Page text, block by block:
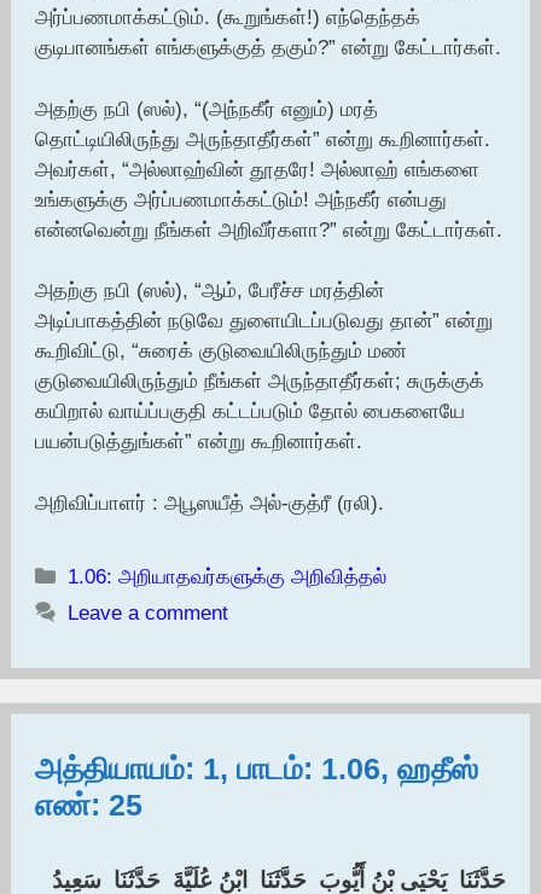
அர்ப்பணமாக்கட்டும். (கூறுங்கள்!) எந்தெந்தக்
குடிபானங்கள் எங்களுக்குத் தகும்?” என்று கேட்டார்கள்.
அதற்கு நபி (ஸல்), “(அந்நகீர் எனும்) மரத்
தொட்டியிலிருந்து அருந்தாதீர்கள்” என்று கூறினார்கள்.
அவர்கள், “அல்லாஹ்வின் தூதரே! அல்லாஹ் எங்களை
உங்களுக்கு அர்ப்பணமாக்கட்டும்! அந்நகீர் என்பது
என்னவென்று நீங்கள் அறிவீர்களா?” என்று கேட்டார்கள்.
அதற்கு நபி (ஸல்), “ஆம், பேரீச்ச மரத்தின்
அடிப்பாகத்தின் நடுவே துளையிடப்படுவது தான்” என்று
கூறிவிட்டு, “சுரைக் குடுவையிலிருந்தும் மண்
குடுவையிலிருந்தும் நீங்கள் அருந்தாதீர்கள்; சுருக்குக்
கயிறால் வாய்ப்பகுதி கட்டப்படும் தோல் பைகளையே
பயன்படுத்துங்கள்” என்று கூறினார்கள்.
அறிவிப்பாளர் : அபூஸயீத் அல்-குத்ரீ (ரலி).
Categories
1.06: அறியாதவர்களுக்கு அறிவித்தல்
Leave a comment
அத்தியாயம்: 1, பாடம்: 1.06, ஹதீஸ்
எண்: 25
حَدَّثَنَا ‏ ‏يَحْيَى بْنُ أَيُّوبَ ‏ ‏حَدَّثَنَا ‏ ‏ابْنُ عُلَيَّةَ ‏ ‏حَدَّثَنَا ‏ ‏سَعِيدُ